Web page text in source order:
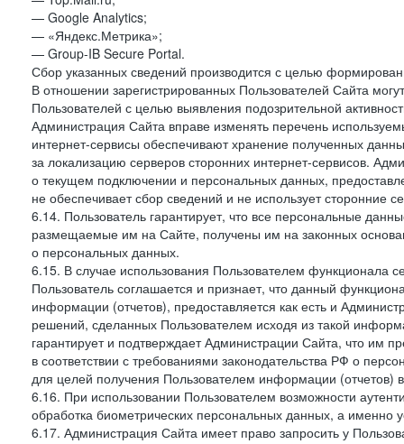
— Google Analytics;
— «Яндекс.Метрика»;
— Group-IB Secure Portal.
Сбор указанных сведений производится с целью
В отношении зарегистрированных Пользователей Сайта
Пользователей с целью выявления подозрительной
Администрация Сайта вправе изменять перечень
интернет-сервисы обеспечивают хранение полученных
за локализацию серверов сторонних интернет-сервисов.
о текущем подключении и персональных данных,
не обеспечивает сбор сведений и не использует
6.14. Пользователь гарантирует, что все персональные
размещаемые им на Сайте, получены им на законных
о персональных данных.
6.15. В случае использования Пользователем функционала
Пользователь соглашается и признает, что данный
информации (отчетов), предоставляется как есть и
решений, сделанных Пользователем исходя из такой
гарантирует и подтверждает Администрации Сайта, что им
в соответствии с требованиями законодательства РФ о
для целей получения Пользователем информации (отчетов)
6.16. При использовании Пользователем возможности
обработка биометрических персональных данных, а именно
6.17. Администрация Сайта имеет право запросить у